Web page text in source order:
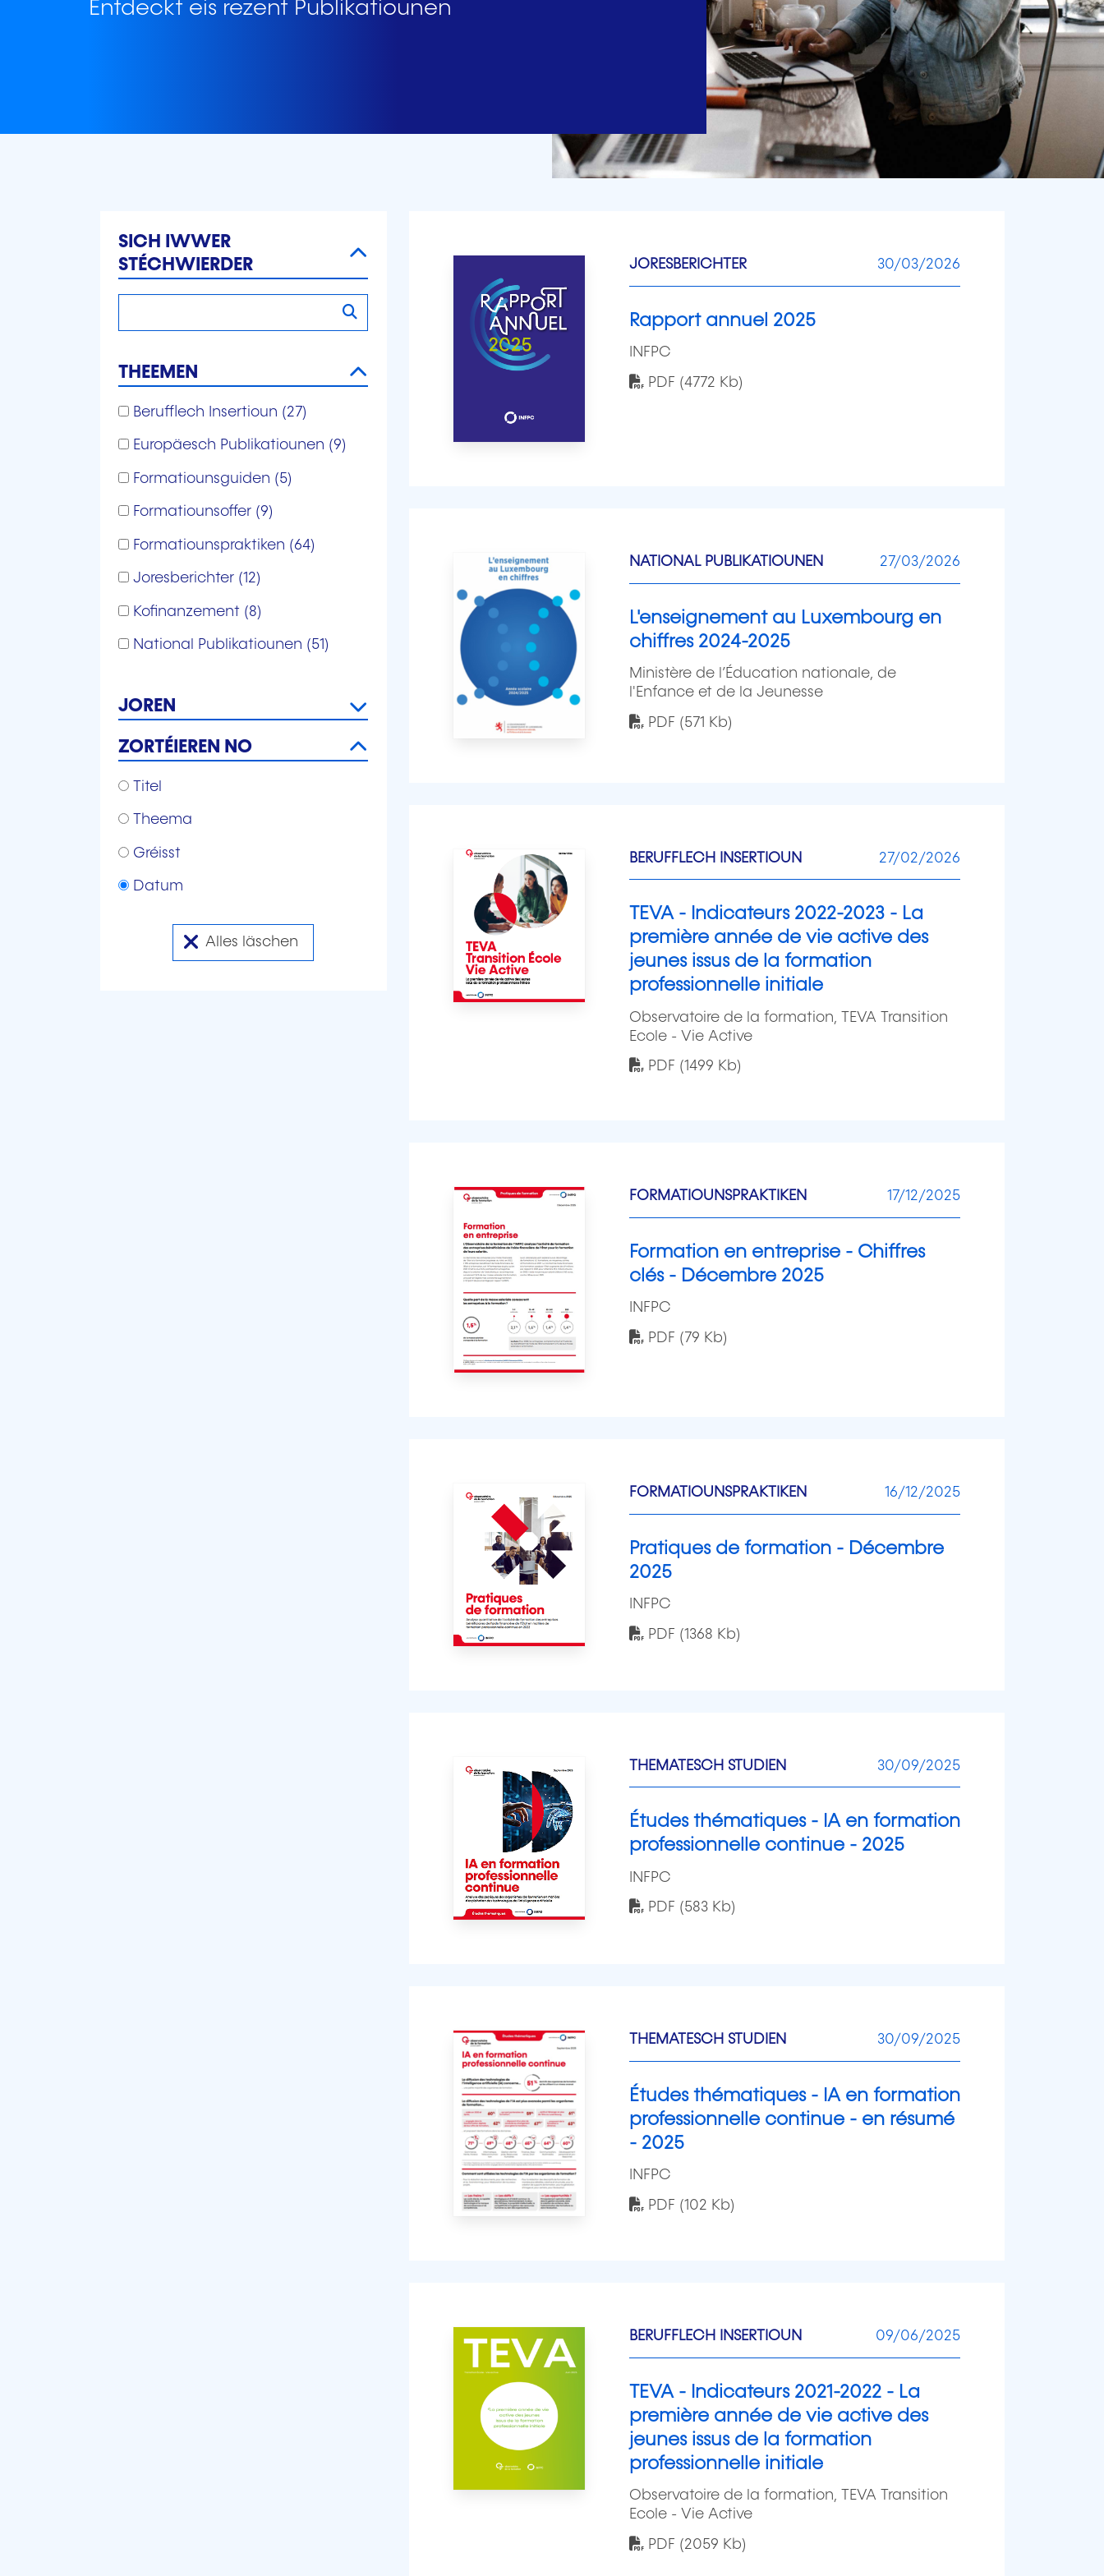
Entdeckt eis rezent Publikatiounen
SICH IWWER
STÉCHWIERDER
THEEMEN
Berufflech Insertioun (27)
Europäesch Publikatiounen (9)
Formatiounsguiden (5)
Formatiounsoffer (9)
Formatiounspraktiken (64)
Joresberichter (12)
Kofinanzement (8)
National Publikatiounen (51)
JOREN
ZORTÉIEREN NO
Titel
Theema
Gréisst
Datum
Alles läschen
JORESBERICHTER 30/03/2026
Rapport annuel 2025
INFPC
PDF (4772 Kb)
NATIONAL PUBLIKATIOUNEN 27/03/2026
L'enseignement au Luxembourg en
chiffres 2024-2025
Ministère de l’Éducation nationale, de
l'Enfance et de la Jeunesse
PDF (571 Kb)
BERUFFLECH INSERTIOUN 27/02/2026
TEVA - Indicateurs 2022-2023 - La
première année de vie active des
jeunes issus de la formation
professionnelle initiale
Observatoire de la formation, TEVA Transition
Ecole - Vie Active
PDF (1499 Kb)
FORMATIOUNSPRAKTIKEN 17/12/2025
Formation en entreprise - Chiffres
clés - Décembre 2025
INFPC
PDF (79 Kb)
FORMATIOUNSPRAKTIKEN 16/12/2025
Pratiques de formation - Décembre
2025
INFPC
PDF (1368 Kb)
THEMATESCH STUDIEN 30/09/2025
Études thématiques - IA en formation
professionnelle continue - 2025
INFPC
PDF (583 Kb)
THEMATESCH STUDIEN 30/09/2025
Études thématiques - IA en formation
professionnelle continue - en résumé
- 2025
INFPC
PDF (102 Kb)
BERUFFLECH INSERTIOUN 09/06/2025
TEVA - Indicateurs 2021-2022 - La
première année de vie active des
jeunes issus de la formation
professionnelle initiale
Observatoire de la formation, TEVA Transition
Ecole - Vie Active
PDF (2059 Kb)